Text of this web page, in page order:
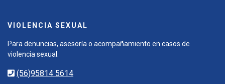
VIOLENCIA SEXUAL
Para denuncias, asesoría o acompañamiento en casos de
violencia sexual.
(56)95814 5614